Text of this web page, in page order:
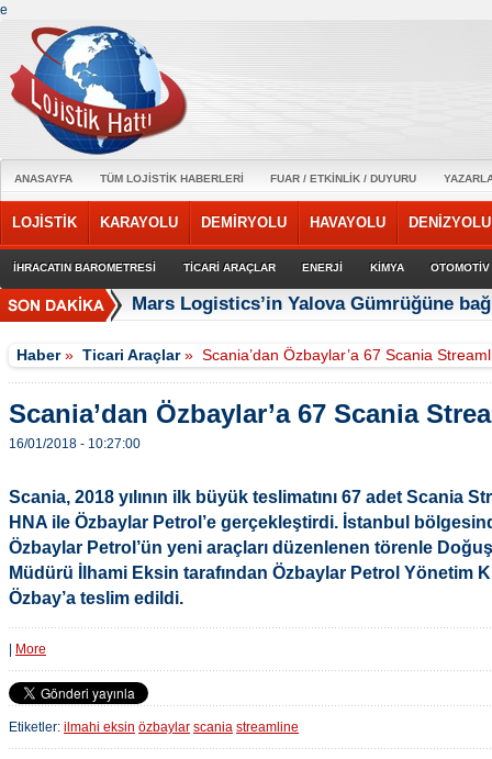
e
ANASAYFA TÜM LOJİSTİK HABERLERİ FUAR / ETKİNLİK / DUYURU
LOJİSTİK KARAYOLU DEMİRYOLU HAVAYOLU DENİZYOLU
İHRACATIN BAROMETRESİ TİCARİ ARAÇLAR ENERJİ KİMYA OTOMOTİV
Mars Logistics’in Yalova Gümrüğüne
Haber»Ticari Araçlar»Scania’dan Özbaylar’a 67 Scania
Scania’dan Özbaylar’a 67 Scania
16/01/2018 - 10:27:00
Scania, 2018 yılının ilk büyük teslimatını 67 adet Scania
HNA ile Özbaylar Petrol’e gerçekleştirdi. İstanbul
Özbaylar Petrol’ün yeni araçları düzenlenen törenle
Müdürü İlhami Eksin tarafından Özbaylar Petrol Yönetim
Özbay’a teslim edildi.
More
Etiketler: ilmahi eksin özbaylar scania streamline